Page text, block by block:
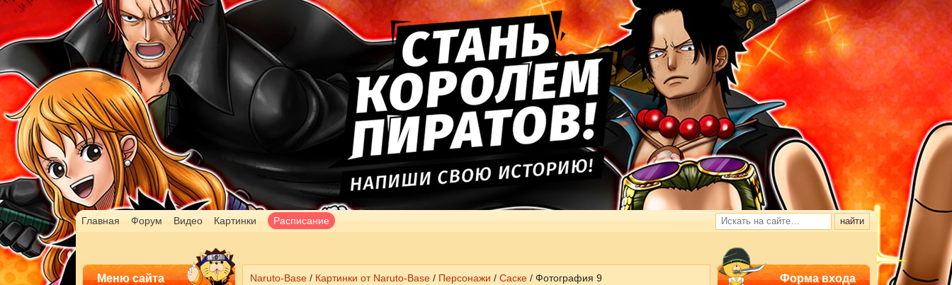
Главная Форум Видео Картинки Расписание
Меню сайта Форма входа
Naruto-Base/ Картинки от Naruto-Base/ Персонажи / Саске/ Фотография 9